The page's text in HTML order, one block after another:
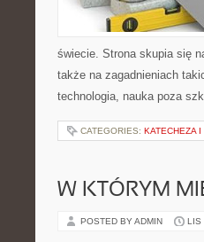
świecie. Strona skupia się
także na zagadnieniach
technologia, nauka poza
CATEGORIES: KATECHEZA
W KTÓRYM
POSTED BY ADMIN LIS